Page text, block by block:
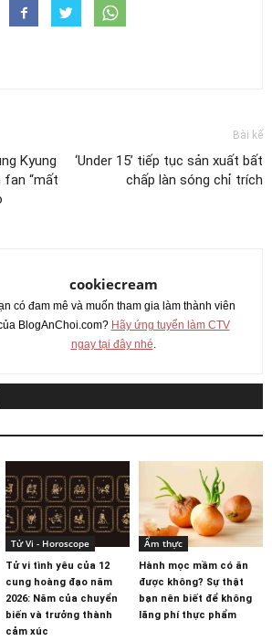
Kyung
fan “mất
Bài kế
‘Under 15’ tiếp tục sản xuất bất
chấp làn sóng chỉ trích
cookiecream
có đam mê và muốn tham gia làm thành viên
BlogAnChoi.com? Hãy ứng tuyển làm CTV
ngay tại đây nhé
Tử Vi - Horoscope
Tử vi tình yêu của 12
cung hoàng đạo năm
2026: Năm của chuyển
biến và trưởng thành
cảm xúc
Ẩm thực
Hành mọc mầm có ăn
được không? Sự thật
bạn nên biết để không
lãng phí thực phẩm